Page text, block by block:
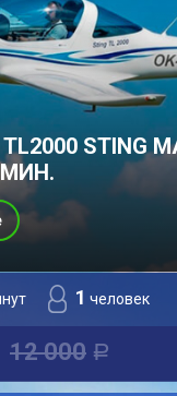
STING
1 человек
12 000 a